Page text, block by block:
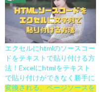
エクセルにhtmlのソースコー
ドをテキストで貼り付ける方
法！Excelにhtmlをテキスト
で貼り付けができなく勝手に
変換される。ページソースを